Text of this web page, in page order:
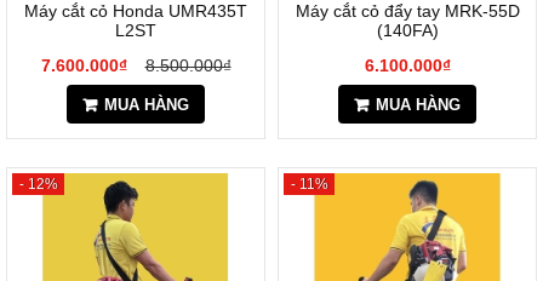
Máy cắt cỏ Honda UMR435T
L2ST
7.600.000₫
8.500.000₫
MUA HÀNG
Máy cắt cỏ đẩy tay MRK-55D
(140FA)
6.100.000₫
MUA HÀNG
- 12% - 11%